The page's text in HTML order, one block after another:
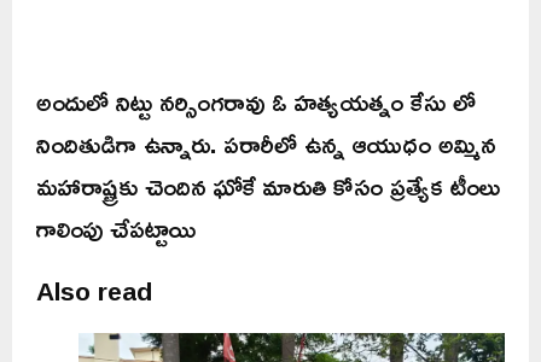
అందులో నిట్టు నర్సింగరావు ఓ హత్యయత్నం కేసు లో
నిందితుడిగా ఉన్నారు. పరారీలో ఉన్న ఆయుధం అమ్మిన
మహారాష్ట్రకు చెందిన ఘోకే మారుతి కోసం ప్రత్యేక టీంలు
గాలింపు చేపట్టాయి
Also read